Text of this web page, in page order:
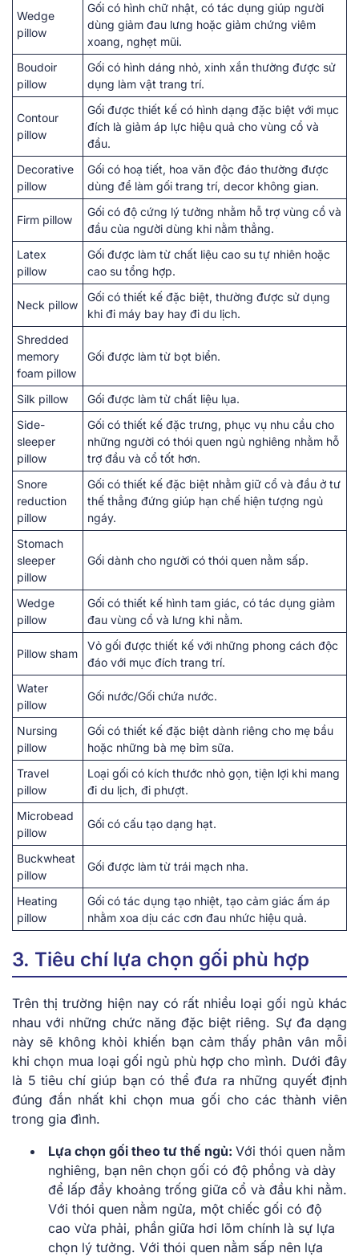
Wedge
pillow
Gối có hình chữ nhật, có tác dụng giúp người
dùng giảm đau lưng hoặc giảm chứng viêm
xoang, nghẹt mũi.
Boudoir
pillow
Gối có hình dáng nhỏ, xinh xắn thường được sử
dụng làm vật trang trí.
Contour
pillow
Gối được thiết kế có hình dạng đặc biệt với mục
đích là giảm áp lực hiệu quả cho vùng cổ và
đầu.
Decorative
pillow
Gối có hoạ tiết, hoa văn độc đáo thường được
dùng để làm gối trang trí, decor không gian.
Firm pillow
Gối có độ cứng lý tưởng nhằm hỗ trợ vùng cổ và
đầu của người dùng khi nằm thẳng.
Latex
pillow
Gối được làm từ chất liệu cao su tự nhiên hoặc
cao su tổng hợp.
Neck pillow
Gối có thiết kế đặc biệt, thường được sử dụng
khi đi máy bay hay đi du lịch.
Shredded
memory
foam pillow
Gối được làm từ bọt biển.
Silk pillow
Gối được làm từ chất liệu lụa.
Side-
sleeper
pillow
Gối có thiết kế đặc trưng, phục vụ nhu cầu cho
những người có thói quen ngủ nghiêng nhằm hỗ
trợ đầu và cổ tốt hơn.
Snore
reduction
pillow
Gối có thiết kế đặc biệt nhằm giữ cổ và đầu ở tư
thế thẳng đứng giúp hạn chế hiện tượng ngủ
ngáy.
Stomach
sleeper
pillow
Gối dành cho người có thói quen nằm sấp.
Wedge
pillow
Gối có thiết kế hình tam giác, có tác dụng giảm
đau vùng cổ và lưng khi nằm.
Pillow sham
Vỏ gối được thiết kế với những phong cách độc
đáo với mục đích trang trí.
Water
pillow
Gối nước/Gối chứa nước.
Nursing
pillow
Gối có thiết kế đặc biệt dành riêng cho mẹ bầu
hoặc những bà mẹ bỉm sữa.
Travel
pillow
Loại gối có kích thước nhỏ gọn, tiện lợi khi mang
đi du lịch, đi phượt.
Microbead
pillow
Gối có cấu tạo dạng hạt.
Buckwheat
pillow
Gối được làm từ trái mạch nha.
Heating
pillow
Gối có tác dụng tạo nhiệt, tạo cảm giác ấm áp
nhằm xoa dịu các cơn đau nhức hiệu quả.
3. Tiêu chí lựa chọn gối phù hợp
Trên thị trường hiện nay có rất nhiều loại gối ngủ khác
nhau với những chức năng đặc biệt riêng. Sự đa dạng
này sẽ không khỏi khiến bạn cảm thấy phân vân mỗi
khi chọn mua loại gối ngủ phù hợp cho mình. Dưới đây
là 5 tiêu chí giúp bạn có thể đưa ra những quyết định
đúng đắn nhất khi chọn mua gối cho các thành viên
trong gia đình.
Lựa chọn gối theo tư thế ngủ: Với thói quen nằm
nghiêng, bạn nên chọn gối có độ phồng và dày
để lấp đầy khoảng trống giữa cổ và đầu khi nằm.
Với thói quen nằm ngửa, một chiếc gối có độ
cao vừa phải, phần giữa hơi lõm chính là sự lựa
chọn lý tưởng. Với thói quen nằm sấp nên lựa